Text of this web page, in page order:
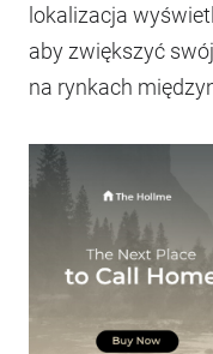
lokalizacja
aby zwiększyć
na rynkach